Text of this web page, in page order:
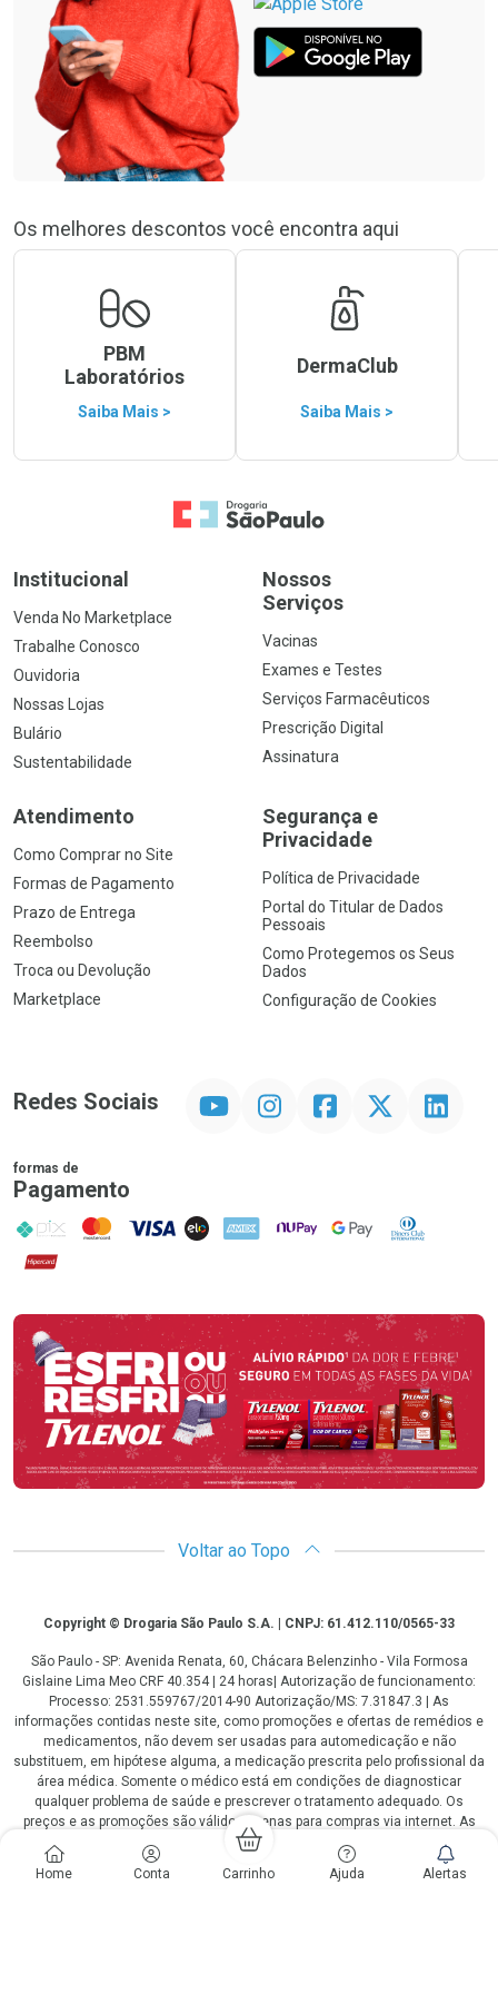
Home Conta Carrinho Ajuda Alertas
Os melhores descontos você encontra aqui
PBM
Laboratórios
Saiba Mais >
DermaClub
Saiba Mais >
Ir para a Home
Institucional
Venda No Marketplace
Trabalhe Conosco
Ouvidoria
Nossas Lojas
Bulário
Sustentabilidade
Nossos
Serviços
Vacinas
Exames e Testes
Serviços Farmacêuticos
Prescrição Digital
Assinatura
Atendimento
Como Comprar no Site
Formas de Pagamento
Prazo de Entrega
Reembolso
Troca ou Devolução
Marketplace
Segurança e
Privacidade
Política de Privacidade
Portal do Titular de Dados
Pessoais
Como Protegemos os Seus
Dados
Configuração de Cookies
Redes Sociais InstagramFacebook Linkedin
formas de
Pagamento
PIX MasterCard
VISA ELO AMEX NuPay Google PayDiners Club
Hipercard
Promoção em Destaque
Voltar ao Topo
CopyrightCopyright © Drogaria São Paulo S.A. | CNPJ: 61.412.110/0565-33
São Paulo - SP: Avenida Renata, 60, Chácara Belenzinho - Vila Formosa
Gislaine Lima Meo CRF 40.354 | 24 horas| Autorização de funcionamento:
Processo: 2531.559767/2014-90 Autorização/MS: 7.31847.3 | As
informações contidas neste site, como promoções e ofertas de remédios e
medicamentos, não devem ser usadas para automedicação e não
substituem, em hipótese alguma, a medicação prescrita pelo profissional da
área médica. Somente o médico está em condições de diagnosticar
qualquer problema de saúde e prescrever o tratamento adequado. Os
preços e as promoções são válidos apenas para compras via internet. As
fotos contidas em nosso site são meramente ilustrativas. *Preços e
disponibilidade sujeitos a alterações no decorrer do dia. Antibióticos e
antimicrobianos vendas apenas em lojas físicas ou televendas. Portaria nº